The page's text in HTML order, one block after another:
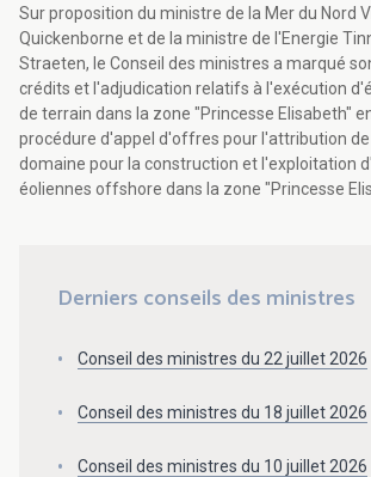
Sur proposition du ministre de la Mer du Nord
Quickenborne et de la ministre de l'Energie
Straeten, le Conseil des ministres a marqué
crédits et l'adjudication relatifs à l'exécution
de terrain dans la zone "Princesse Elisabeth"
procédure d'appel d'offres pour l'attribution
domaine pour la construction et l'exploitation
éoliennes offshore dans la zone "Princesse
Derniers conseils des ministres
Conseil des ministres du 22 juillet 2026
Conseil des ministres du 18 juillet 2026
Conseil des ministres du 10 juillet 2026